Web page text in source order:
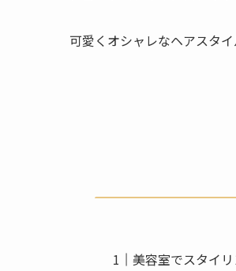
可愛くオシャレなヘアスタ
美容室でスタイ